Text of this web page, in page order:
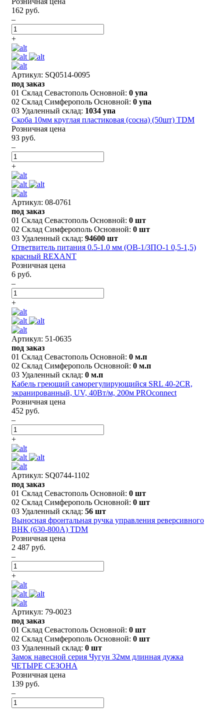
162 руб.
–
+
Артикул: SQ0514-0095
под заказ
01 Склад Севастополь Основной: 0 упа
02 Склад Симферополь Основной: 0 упа
03 Удаленный склад: 1034 упа
Скоба 10мм круглая пластиковая (сосна) (50шт) TDM
Розничная цена
93 руб.
–
+
Артикул: 08-0761
под заказ
01 Склад Севастополь Основной: 0 шт
02 Склад Симферополь Основной: 0 шт
03 Удаленный склад: 94600 шт
Ответвитель питания 0.5-1.0 мм (ОВ-1/ЗПО-1 0,5-1,5)
красный REXANT
Розничная цена
6 руб.
–
+
Артикул: 51-0635
под заказ
01 Склад Севастополь Основной: 0 м.п
02 Склад Симферополь Основной: 0 м.п
03 Удаленный склад: 0 м.п
Кабель греющий саморегулирующийся SRL 40-2CR,
экранированный, UV, 40Вт/м, 200м PROconnect
Розничная цена
452 руб.
–
+
Артикул: SQ0744-1102
под заказ
01 Склад Севастополь Основной: 0 шт
02 Склад Симферополь Основной: 0 шт
03 Удаленный склад: 56 шт
Выносная фронтальная ручка управления реверсивного
ВНК (630-800А) TDM
Розничная цена
2 487 руб.
–
+
Артикул: 79-0023
под заказ
01 Склад Севастополь Основной: 0 шт
02 Склад Симферополь Основной: 0 шт
03 Удаленный склад: 0 шт
Замок навесной серия Чугун 32мм длинная дужка
ЧЕТЫРЕ СЕЗОНА
Розничная цена
139 руб.
–